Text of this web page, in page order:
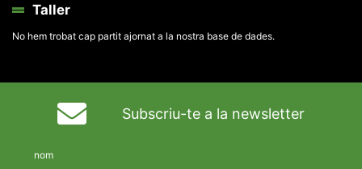
Taller
No hem trobat cap partit ajornat a la nostra base de dades.
Subscriu-te a la newsletter